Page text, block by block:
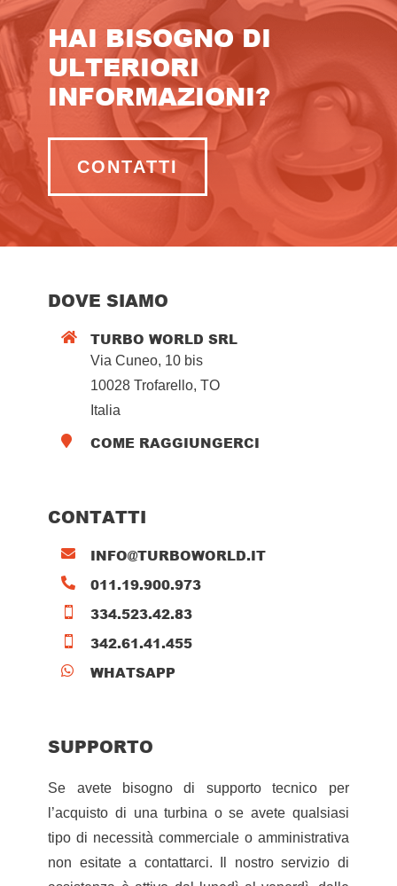
HAI BISOGNO DI
ULTERIORI
INFORMAZIONI?
CONTATTI
DOVE SIAMO
 TURBO WORLD SRL
Via Cuneo, 10 bis
10028 Trofarello, TO
Italia
 COME RAGGIUNGERCI
CONTATTI
 INFO@TURBOWORLD.IT
 011.19.900.973
 334.523.42.83
 342.61.41.455
 WHATSAPP
SUPPORTO
Se avete bisogno di supporto tecnico per
l’acquisto di una turbina o se avete qualsiasi
tipo di necessità commerciale o amministrativa
non esitate a contattarci. Il nostro servizio di